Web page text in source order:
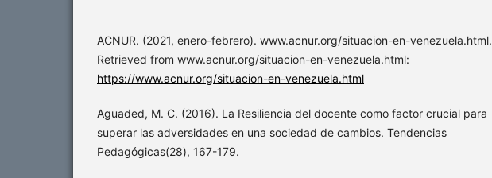
ACNUR. (2021, enero-febrero). www.acnur.org/situacion-en-venezuela.html.
Retrieved from www.acnur.org/situacion-en-venezuela.html:
https://www.acnur.org/situacion-en-venezuela.html
Aguaded, M. C. (2016). La Resiliencia del docente como factor crucial para
superar las adversidades en una sociedad de cambios. Tendencias
Pedagógicas(28), 167-179.